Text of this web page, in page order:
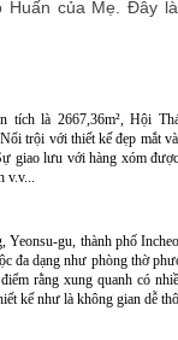
của Mẹ. Đây
là 2667,36m², Hội
trội với thiết kế đẹp mắt
giao lưu với hàng xóm
v.v...
gu, thành phố
đa dạng như phòng thờ
rằng xung quanh có
kế như là không gian dễ